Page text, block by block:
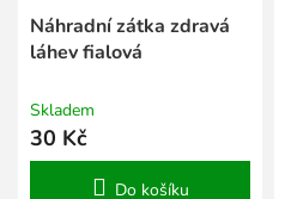
Náhradní zátka zdravá
láhev fialová
Skladem
30 Kč
Do košíku